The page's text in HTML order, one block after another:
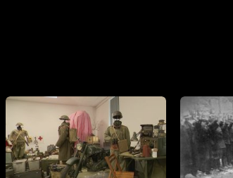
a w przestrzeni, na linię
działające na tym terenie,
1863 r. , gdy nieznanemu z
skuteczną akcję dywersyjną na rosyjskim pociągu. Zależy nam na